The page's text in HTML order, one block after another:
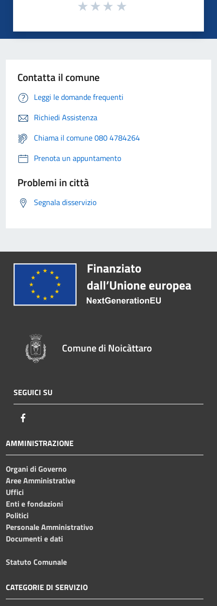
Contatta il comune
Leggi le domande frequenti
Richiedi Assistenza
Chiama il comune 080 4784264
Prenota un appuntamento
Problemi in città
Segnala disservizio
Comune di Noicàttaro
SEGUICI SU
AMMINISTRAZIONE
Organi di Governo
Aree Amministrative
Uffici
Enti e fondazioni
Politici
Personale Amministrativo
Documenti e dati
Statuto Comunale
CATEGORIE DI SERVIZIO